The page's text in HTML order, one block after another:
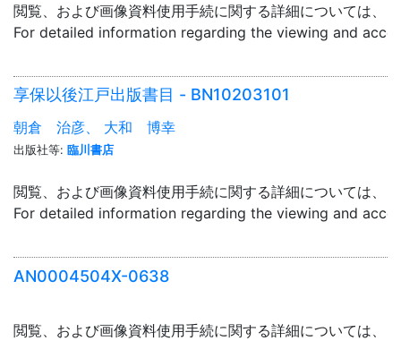
閲覧、および画像資料使用手続に関する詳細については、「
For detailed information regarding the viewing and
享保以後江戸出版書目 - BN10203101
朝倉 治彦、 大和 博幸
出版社等: 臨川書店
閲覧、および画像資料使用手続に関する詳細については、「
For detailed information regarding the viewing and
AN0004504X-0638
閲覧、および画像資料使用手続に関する詳細については、「